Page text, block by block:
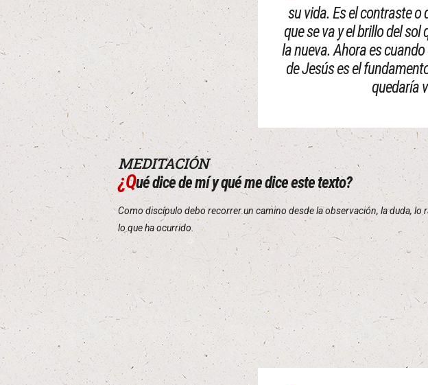
su vida. Es el contraste
que se va y el brillo del
la nueva. Ahora es
de Jesús es el
quedaría
MEDITACIÓN
¿Qué dice de mí y qué me dice este texto?
Como discípulo debo recorrer un camino desde la observación, la duda,
lo que ha ocurrido.